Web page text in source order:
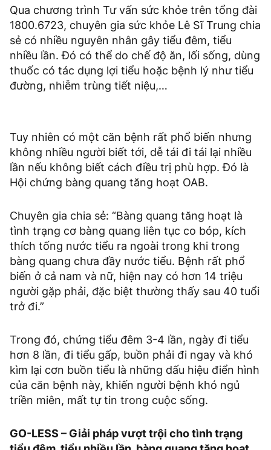
Qua chương trình Tư vấn sức khỏe trên tổng đài
1800.6723, chuyên gia sức khỏe Lê Sĩ Trung chia
sẻ có nhiều nguyên nhân gây tiểu đêm, tiểu
nhiều lần. Đó có thể do chế độ ăn, lối sống, dùng
thuốc có tác dụng lợi tiểu hoặc bệnh lý như tiểu
đường, nhiễm trùng tiết niệu,…
Tuy nhiên có một căn bệnh rất phổ biến nhưng
không nhiều người biết tới, dễ tái đi tái lại nhiều
lần nếu không biết cách điều trị phù hợp. Đó là
Hội chứng bàng quang tăng hoạt OAB.
Chuyên gia chia sẻ: “Bàng quang tăng hoạt là
tình trạng cơ bàng quang liên tục co bóp, kích
thích tống nước tiểu ra ngoài trong khi trong
bàng quang chưa đầy nước tiểu. Bệnh rất phổ
biến ở cả nam và nữ, hiện nay có hơn 14 triệu
người gặp phải, đặc biệt thường thấy sau 40 tuổi
trở đi.”
Trong đó, chứng tiểu đêm 3-4 lần, ngày đi tiểu
hơn 8 lần, đi tiểu gấp, buồn phải đi ngay và khó
kìm lại cơn buồn tiểu là những dấu hiệu điển hình
của căn bệnh này, khiến người bệnh khó ngủ
triền miên, mất tự tin trong cuộc sống.
GO-LESS – Giải pháp vượt trội cho tình trạng